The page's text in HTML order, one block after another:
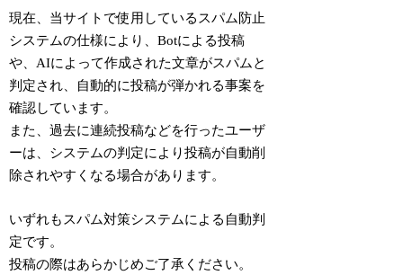
現在、当サイトで使用しているスパム防止
システムの仕様により、Botによる投稿
や、AIによって作成された文章がスパムと
判定され、自動的に投稿が弾かれる事案を
確認しています。
また、過去に連続投稿などを行ったユーザ
ーは、システムの判定により投稿が自動削
除されやすくなる場合があります。
いずれもスパム対策システムによる自動判
定です。
投稿の際はあらかじめご了承ください。